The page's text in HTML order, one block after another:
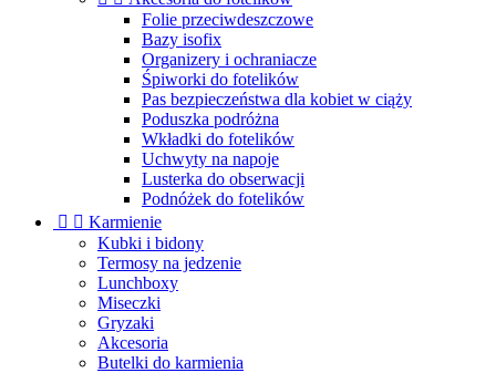
Folie przeciwdeszczowe
Bazy isofix
Organizery i ochraniacze
Śpiworki do fotelików
Pas bezpieczeństwa dla kobiet w ciąży
Poduszka podróżna
Wkładki do fotelików
Uchwyty na napoje
Lusterka do obserwacji
Podnóżek do fotelików
  Karmienie
Kubki i bidony
Termosy na jedzenie
Lunchboxy
Miseczki
Gryzaki
Akcesoria
Butelki do karmienia